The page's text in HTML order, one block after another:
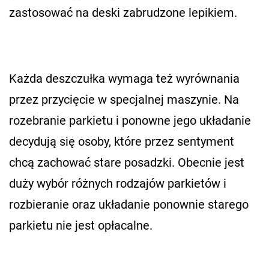
zastosować na deski zabrudzone lepikiem.
Każda deszczułka wymaga też wyrównania
przez przycięcie w specjalnej maszynie. Na
rozebranie parkietu i ponowne jego układanie
decydują się osoby, które przez sentyment
chcą zachować stare posadzki. Obecnie jest
duży wybór różnych rodzajów parkietów i
rozbieranie oraz układanie ponownie starego
parkietu nie jest opłacalne.